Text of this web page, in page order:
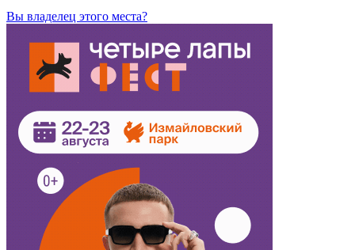
Вы владелец этого места?